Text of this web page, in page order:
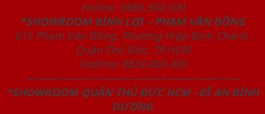
Holine: 0886.500.500
*SHOWROOM BÌNH LỢI – PHẠM VĂN ĐỒNG
615 Phạm Văn Đồng, Phường Hiệp Bình Chánh,
Quận Thủ Đức, TP.HCM
Hotline: 0824.400.400
————————————————————
*SHOWROOM QUẬN THỦ ĐỨC HCM –DĨ AN BÌNH
DƯƠNG